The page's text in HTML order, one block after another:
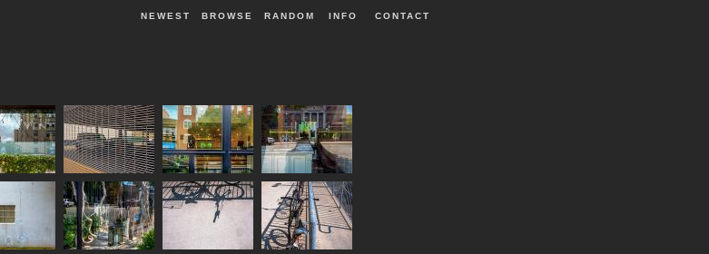
NEWEST BROWSE RANDOM INFO CONTACT